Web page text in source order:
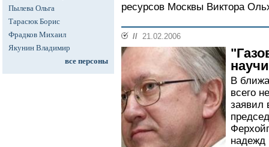
Пылева Ольга
Тарасюк Борис
Фрадков Михаил
Якунин Владимир
все персоны
ресурсов Москвы Виктора
// 21.02.2006
В
всего
заявил
надежд